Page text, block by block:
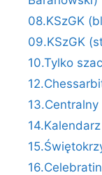
08.KSzGK
09.KSzGK
10.Tylko
13.Centralny